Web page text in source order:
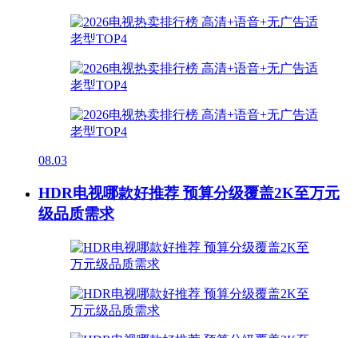
08.03
HDR电视哪款好推荐 预算分级覆盖2K至万元
级品质需求